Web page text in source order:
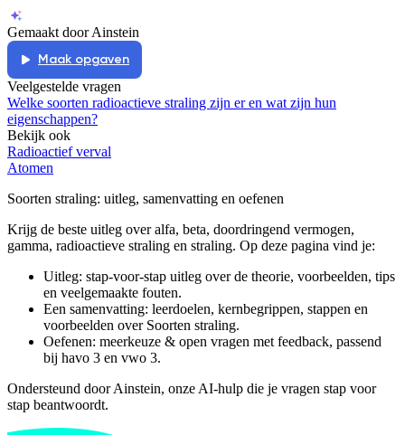
Gemaakt door Ainstein
Maak opgaven
Veelgestelde vragen
Welke soorten radioactieve straling zijn er en wat zijn hun
eigenschappen?
Bekijk ook
Radioactief verval
Atomen
Soorten straling: uitleg, samenvatting en oefenen
Krijg de beste uitleg over alfa, beta, doordringend vermogen,
gamma, radioactieve straling en straling. Op deze pagina vind je:
Uitleg: stap-voor-stap uitleg over de theorie, voorbeelden, tips
en veelgemaakte fouten.
Een samenvatting: leerdoelen, kernbegrippen, stappen en
voorbeelden over Soorten straling.
Oefenen: meerkeuze & open vragen met feedback, passend
bij havo 3 en vwo 3.
Ondersteund door Ainstein, onze AI-hulp die je vragen stap voor
stap beantwoordt.